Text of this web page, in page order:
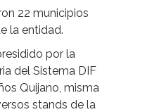
22 municipios
la entidad.
por la
del Sistema DIF
Quijano, misma
stands de la